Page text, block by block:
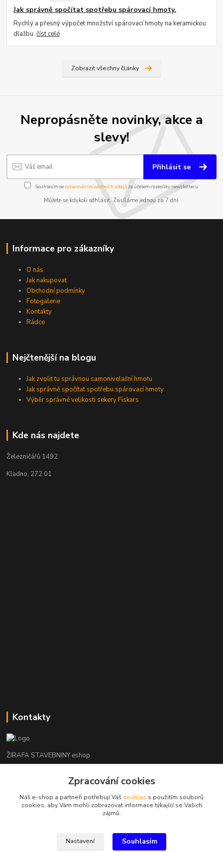
Jak správně spočítat spotřebu spárovací hmoty.
Rychlý a přesný výpočet množství spárovací hmoty na keramickou
dlažbu.číst celé
Zobrazit všechny články
Nepropásněte novinky, akce a
slevy!
Přihlásit se
Souhlasím se zpracováním osobních údajůza účelem rozesílky newsletteru.
Můžete se kdykoli odhlásit. Zasíláme jednou za 7 dní.
Informace pro zákazníky
O nás
Jak nakupovat
Obchodní podmínky
Fotogalerie
Kontakty
Rádce
Nejčtenější na blogu
Jak zvolit tu správnou samonivelační hmotu
Jak správně spočítat spotřebu spárovací hmoty
Výběr správné velikosti sekery Fiskars
Kde nás najdete
Železničářů 1492
Kladno, 272 01
Kontakty
ŽIRAFA STAVEBNINY eshop
+420 312 685 342
kladno@zirafa-stavebniny.cz
Zpracování cookies
Náš e-shop a partneři potřebují Váš souhlas s použitím souborů
cookies, aby Vám mohli zobrazovat informace týkající se Vašich
zájmů.
Nastavení Souhlasím